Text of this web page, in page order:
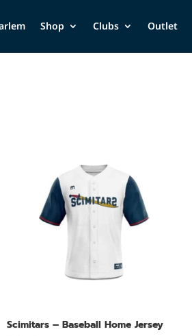
Shop Clubs Outlet
Scimitars – Baseball Home Jersey